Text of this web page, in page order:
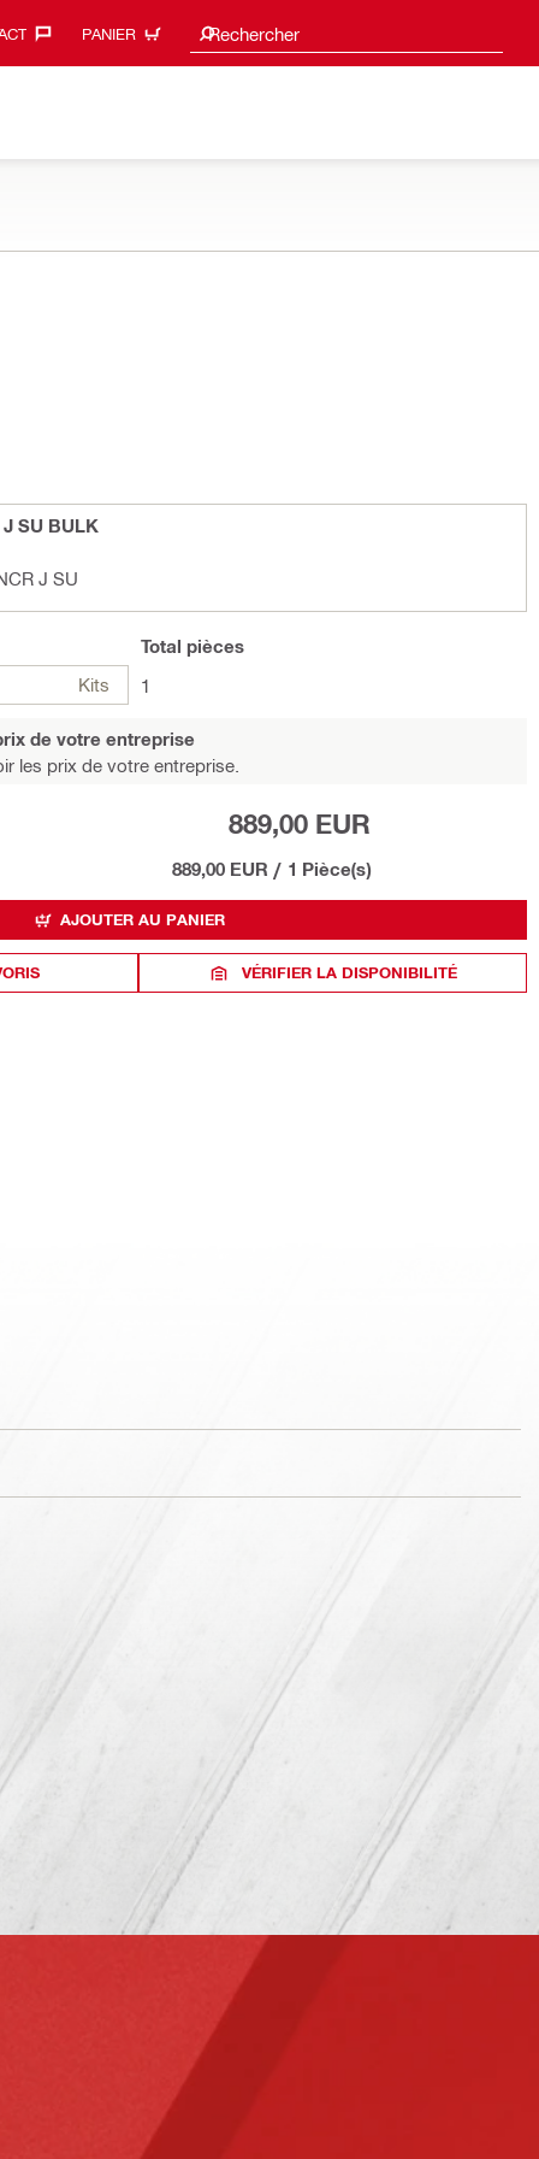
PANIER Rechercher
Search suggestions
SU BULK
J SU
Kits
Total pièces
1
de votre entreprise
les prix de votre entreprise.
889,00 EUR
889,00 EUR / 1 Pièce(s)
AJOUTER AU PANIER
VÉRIFIER LA DISPONIBILITÉ